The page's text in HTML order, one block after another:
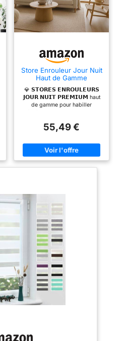
Store Enrouleur Jour Nuit
Haut de Gamme
cm Blanc
💎 𝗦𝗧𝗢𝗥𝗘𝗦 𝗘𝗡𝗥𝗢𝗨𝗟𝗘𝗨𝗥𝗦
𝗝𝗢𝗨𝗥 𝗡𝗨𝗜𝗧 𝗣𝗥𝗘𝗠𝗜𝗨𝗠 haut
de gamme pour habiller
Le double tissu à bandes
intimité, entrée de lumière et
protection solaire dans un store
moderne et fonctionnel. ❤️
grande différence face à la
plupart des stores jour nuit du
marché : un système plus
élégant, résistant et
visuellement propre pour
maison, bureaux et commerces.
⭐ 𝗦𝗧𝗢𝗥𝗘 𝗘𝗡𝗥𝗢𝗨𝗟𝗘𝗨𝗥 𝗝𝗢𝗨𝗥
𝗡𝗨𝗜𝗧 Contrôlez le passage de
la lumière selon la position des
bandes. Superposez les zones
opaques pour réduire l’entrée
du soleil et gagner en intimité,
ou ouvrez les bandes
translucides pour illuminer
cuisine, salon, salle de bain,
55,49 €